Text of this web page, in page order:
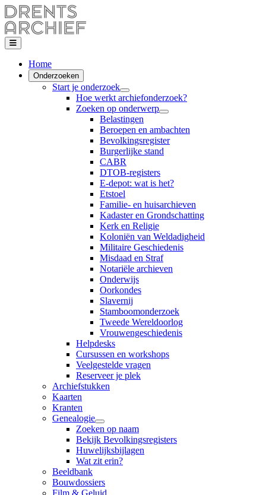
Home
Onderzoeken
Start je onderzoek
Hoe werkt archiefonderzoek?
Zoeken op onderwerp
Belastingen
Beroepen en ambachten
Bevolkingsregister
Burgerlijke stand
CABR
DTOB-registers
E-depot: wat is het?
Etstoel
Familie- en huisarchieven
Kadaster en Grondschatting
Kerk en Religie
Koloniën van Weldadigheid
Militaire Geschiedenis
Misdaad en Straf
Notariële archieven
Onderwijs
Oorkondes
Slavernij
Stamboomonderzoek
Tweede Wereldoorlog
Vrouwengeschiedenis
Helpdesks
Cursussen en workshops
Veelgestelde vragen
Reserveer je plek
Archiefstukken
Kaarten
Kranten
Genealogie
Zoeken op naam
Bekijk Bevolkingsregisters
Huwelijksbijlagen
Wat zit erin?
Beeldbank
Bouwdossiers
Film & Geluid